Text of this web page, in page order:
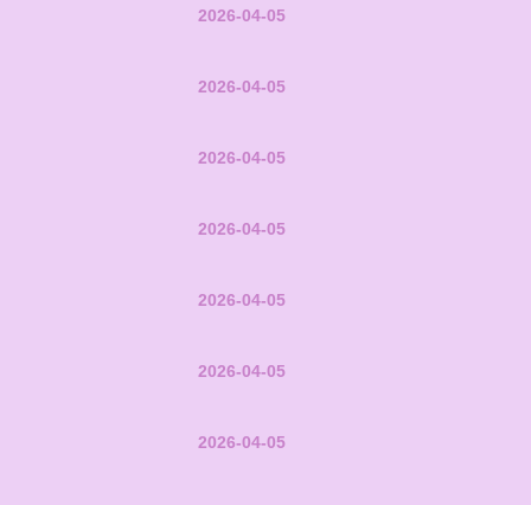
2026-04-05
2026-04-05
2026-04-05
2026-04-05
2026-04-05
2026-04-05
2026-04-05